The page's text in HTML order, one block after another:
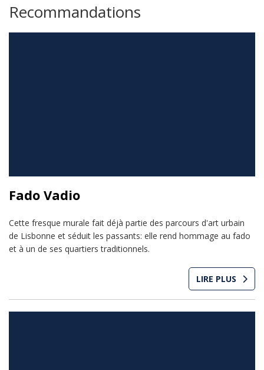
Recommandations
Fado Vadio
Cette fresque murale fait déjà partie des parcours d'art urbain
de Lisbonne et séduit les passants: elle rend hommage au fado
et à un de ses quartiers traditionnels.
LIRE PLUS